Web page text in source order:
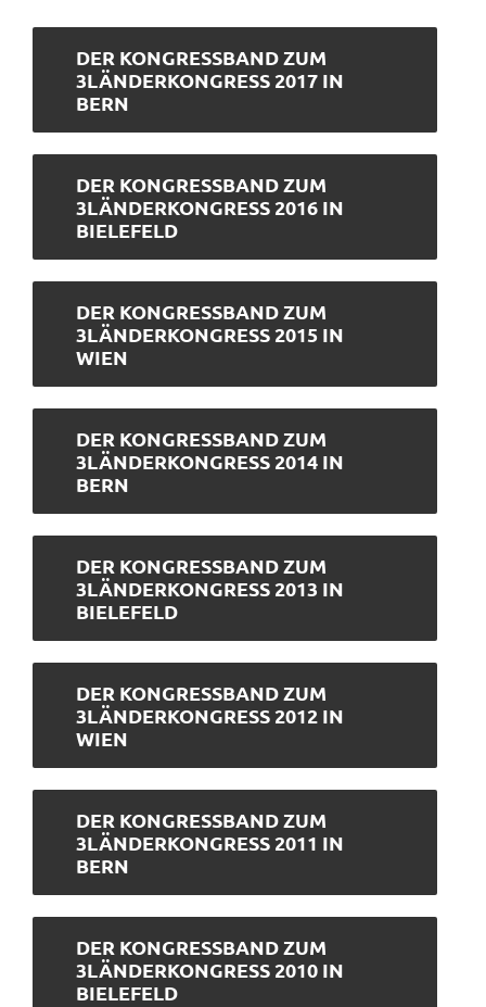
DER KONGRESSBAND ZUM
3LÄNDERKONGRESS 2017 IN
BERN
DER KONGRESSBAND ZUM
3LÄNDERKONGRESS 2016 IN
BIELEFELD
DER KONGRESSBAND ZUM
3LÄNDERKONGRESS 2015 IN
WIEN
DER KONGRESSBAND ZUM
3LÄNDERKONGRESS 2014 IN
BERN
DER KONGRESSBAND ZUM
3LÄNDERKONGRESS 2013 IN
BIELEFELD
DER KONGRESSBAND ZUM
3LÄNDERKONGRESS 2012 IN
WIEN
DER KONGRESSBAND ZUM
3LÄNDERKONGRESS 2011 IN
BERN
DER KONGRESSBAND ZUM
3LÄNDERKONGRESS 2010 IN
BIELEFELD